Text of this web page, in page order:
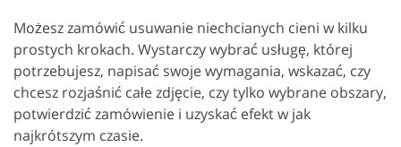
Możesz zamówić usuwanie niechcianych cieni w kilku
prostych krokach. Wystarczy wybrać usługę, której
potrzebujesz, napisać swoje wymagania, wskazać, czy
chcesz rozjaśnić całe zdjęcie, czy tylko wybrane obszary,
potwierdzić zamówienie i uzyskać efekt w jak
najkrótszym czasie.